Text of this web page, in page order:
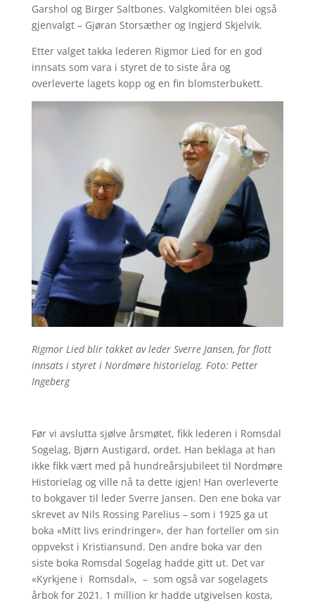
Garshol og Birger Saltbones. Valgkomitéen blei også
gjenvalgt – Gjøran Storsæther og Ingjerd Skjelvik.
Etter valget takka lederen Rigmor Lied for en god
innsats som vara i styret de to siste åra og
overleverte lagets kopp og en fin blomsterbukett.
Rigmor Lied blir takket av leder Sverre Jansen, for flott
innsats i styret i Nordmøre historielag. Foto: Petter
Ingeberg
Før vi avslutta sjølve årsmøtet, fikk lederen i Romsdal
Sogelag, Bjørn Austigard, ordet. Han beklaga at han
ikke fikk vært med på hundreårsjubileet til Nordmøre
Historielag og ville nå ta dette igjen! Han overleverte
to bokgaver til leder Sverre Jansen. Den ene boka var
skrevet av Nils Rossing Parelius – som i 1925 ga ut
boka «Mitt livs erindringer», der han forteller om sin
oppvekst i Kristiansund. Den andre boka var den
siste boka Romsdal Sogelag hadde gitt ut. Det var
«Kyrkjene i Romsdal», – som også var sogelagets
årbok for 2021. 1 million kr hadde utgivelsen kosta,